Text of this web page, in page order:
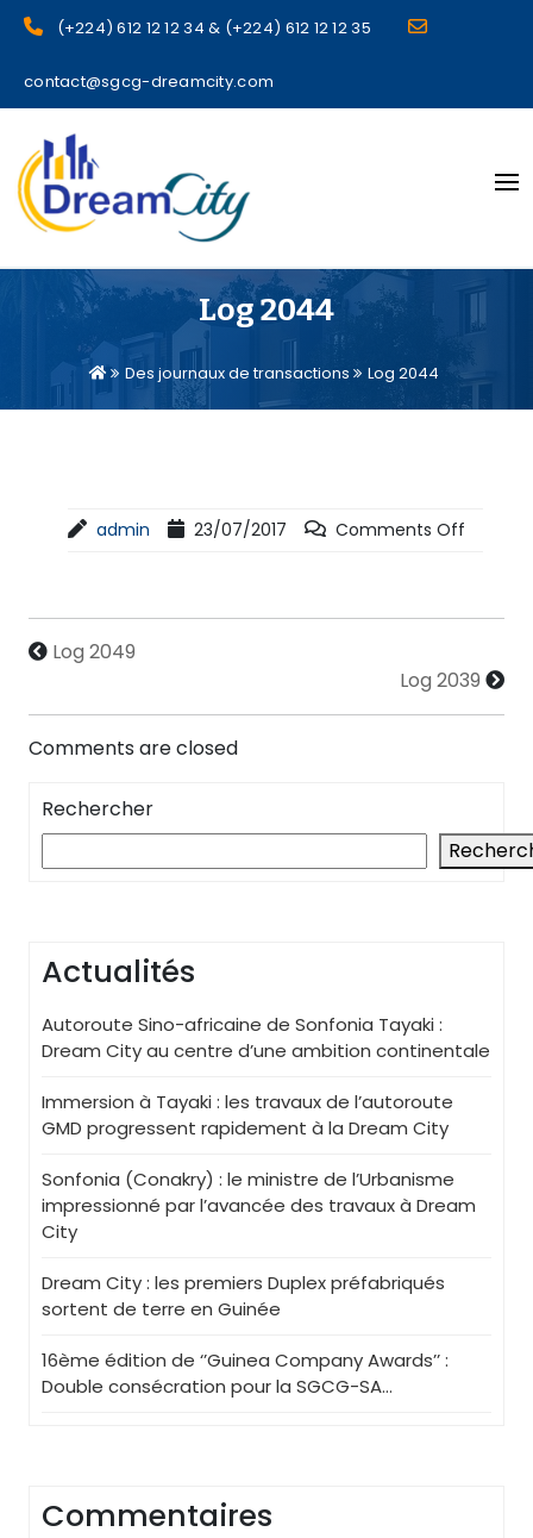
(+224) 612 12 12 34 & (+224) 612 12 12 35
contact@sgcg-dreamcity.com
sgcg dreamcity
Log 2044
Des journaux de transactions Log 2044
admin 23/07/2017 Comments Off
Log 2049
Log 2039
Comments are closed
Rechercher
Actualités
Autoroute Sino-africaine de Sonfonia Tayaki :
Dream City au centre d’une ambition continentale
Immersion à Tayaki : les travaux de l’autoroute
GMD progressent rapidement à la Dream City
Sonfonia (Conakry) : le ministre de l’Urbanisme
impressionné par l’avancée des travaux à Dream
City
Dream City : les premiers Duplex préfabriqués
sortent de terre en Guinée
16ème édition de ‘’Guinea Company Awards’’ :
Double consécration pour la SGCG-SA…
Commentaires